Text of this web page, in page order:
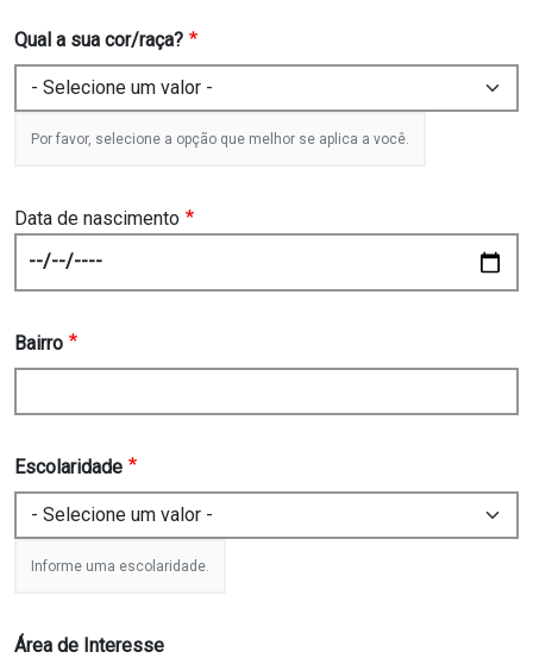
Qual a sua cor/raça?
Por favor, selecione a opção que melhor se aplica a você.
Data de nascimento
Bairro
Escolaridade
Informe uma escolaridade.
Área de Interesse